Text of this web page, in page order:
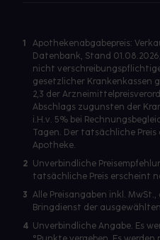
1
Apothekenabgabepreis:
Datenbank, Stand
nicht
gesetzlicher Krankenkassen
2,3 der
Abschlags zugunsten der
i.H.v. 5% bei
Tagen. Der tatsächliche
Apotheke.
2 Unverbindliche
tatsächliche Preis erscheint
3 Alle Preisangaben inkl.
Bringdienst der
4 Unverbindliche Angabe. Es